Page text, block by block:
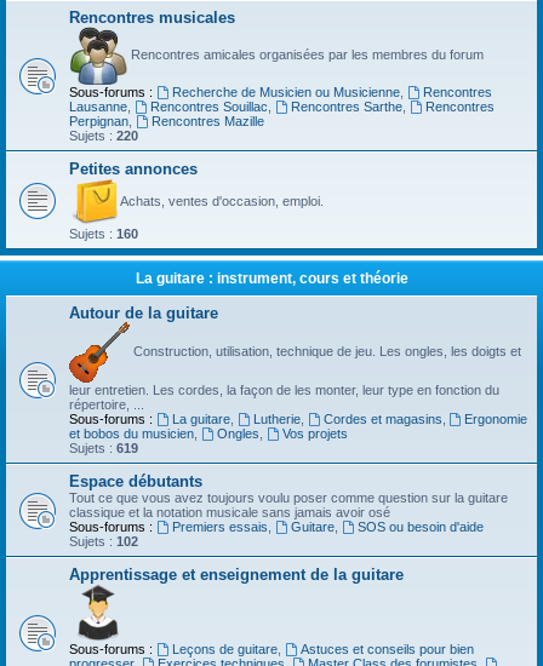
Rencontres musicales
Rencontres amicales organisées par les membres du forum
Sous-forums : Recherche de Musicien ou Musicienne,
Rencontres
Lausanne
Rencontres Souillac Rencontres Sarthe,
Rencontres
Perpignan
Rencontres Mazille
Sujets : 220
Petites annonces
Achats, ventes d'occasion, emploi.
Sujets : 160
La guitare : instrument, cours et théorie
Autour de la guitare
Construction, utilisation, technique de jeu. Les ongles, les doigts et
leur entretien. Les cordes, la façon de les monter, leur type en fonction du
répertoire, ...
Sous-forums :
La guitare, Lutherie, Cordes et magasins
Ergonomie
et bobos du musicien
Ongles
Vos projets
Sujets : 619
Espace débutants
Tout ce que vous avez toujours voulu poser comme question sur la guitare
classique et la notation musicale sans jamais avoir osé
Sous-forums :
Premiers essais Guitare,
SOS ou besoin d'aide
Sujets : 102
Apprentissage et enseignement de la guitare
Sous-forums : Leçons de guitare,
Astuces et conseils pour bien